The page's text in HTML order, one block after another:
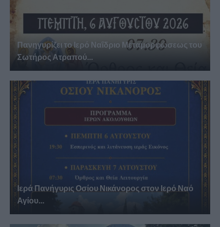
Πανηγυρίζει το Ιερό Ναΐδριο Μεταμορφώσεως του
Σωτήρος Ατραπού...
Ιερά Πανήγυρις Οσίου Νικάνορος στον Ιερό Ναό
Αγίου...